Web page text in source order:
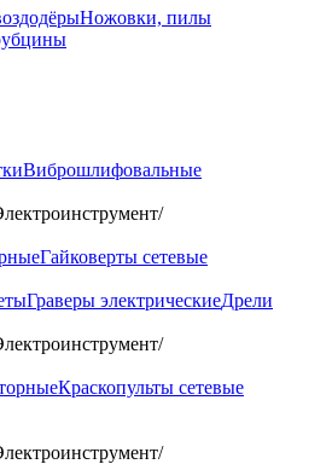
Ножовки, пилы
Виброшлифовальные
/
Гайковерты сетевые
Граверы электрическиеДрели
/
Краскопульты сетевые
/